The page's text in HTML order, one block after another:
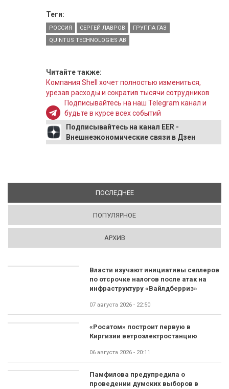
Теги:
РОССИЯ СЕРГЕЙ ЛАВРОВ
ГРУППА ГАЗ
QUINTUS TECHNOLOGIES AB
Читайте также:
Компания Shell хочет полностью измениться,
урезав расходы и сократив тысячи сотрудников
Подписывайтесь на наш Telegram канал и
будьте в курсе всех событий
Подписывайтесь на канал EER -
Внешнеэкономические связи в Дзен
ПОСЛЕДНЕЕ(АКТИВНАЯ ВКЛАДКА)
ПОПУЛЯРНОЕ
АРХИВ
Власти изучают инициативы селлеров
по отсрочке налогов после атак на
инфраструктуру «Вайлдберриз»
07 августа 2026 - 22:50
«Росатом» построит первую в
Киргизии ветроэлектростанцию
06 августа 2026 - 20:11
Памфилова предупредила о
проведении думских выборов в